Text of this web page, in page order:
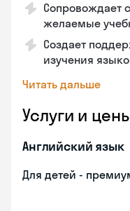
Сопровождает
желаемые
Создает
изучения
Читать дальше
Услуги и
Английский язык
Для детей -